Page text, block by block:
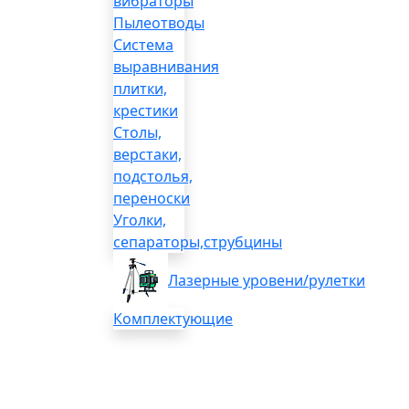
Пылеотводы
Система
выравнивания
плитки,
крестики
Столы,
верстаки,
подстолья,
переноски
Уголки,
сепараторы,струбцины
Лазерные уровени/рулетки
Комплектующие